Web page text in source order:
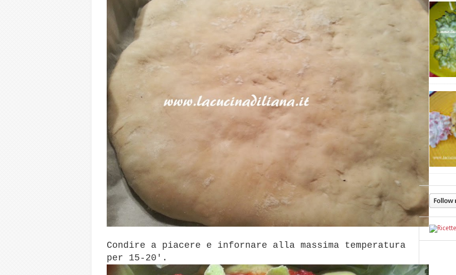
Condire a piacere e infornare alla massima temperatura
per 15-20'.